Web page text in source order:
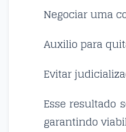
Negociar uma
Auxilio para
Evitar
Esse resultado
garantindo